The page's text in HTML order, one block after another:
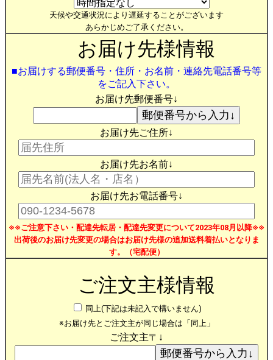
天候や交通状況により遅延することがございます
あらかじめご了承ください。
お届け先様情報
■お届けする郵便番号・住所・お名前・連絡先電話番号等
をご記入下さい。
お届け先郵便番号↓
お届け先ご住所↓
お届け先お名前↓
お届け先お電話番号↓
※※ご注意下さい・配達先転居・配達先変更について2023年08月以降※※
出荷後のお届け先変更の場合はお届け先様の追加送料着払いとなりま
す。（宅配便）
ご注文主様情報
同上(下記は未記入で構いません)
※お届け先とご注文主が同じ場合は「同上」
ご注文主〒↓